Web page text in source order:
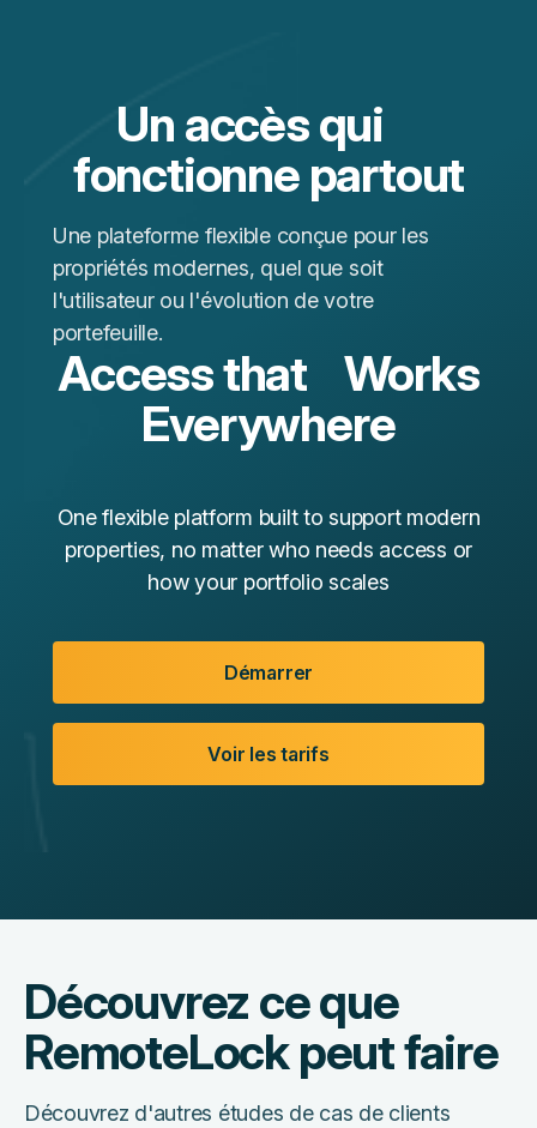
Un accès qui
fonctionne partout
Une plateforme flexible conçue pour les
propriétés modernes, quel que soit
l'utilisateur ou l'évolution de votre
portefeuille.
Access that Works
Everywhere
One flexible platform built to support modern
properties, no matter who needs access or
how your portfolio scales
Démarrer
Voir les tarifs
Découvrez ce que
RemoteLock peut faire
Découvrez d'autres études de cas de clients